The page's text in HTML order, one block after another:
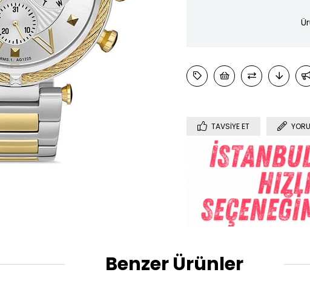
TAVSIYE ET
Benzer Ürünler